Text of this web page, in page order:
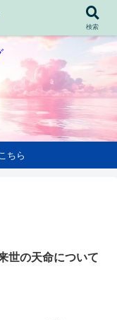
ちら
世の天命について
検索